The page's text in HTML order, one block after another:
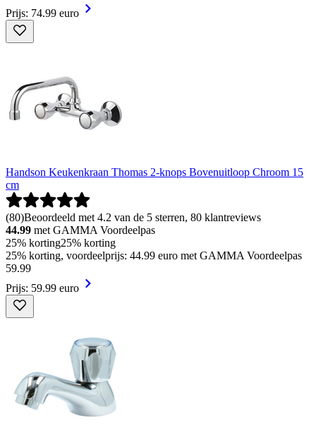
Prijs: 74.99 euro
Handson Keukenkraan Thomas 2-knops Bovenuitloop Chroom 15
cm
(80)Beoordeeld met 4.2 van de 5 sterren, 80 klantreviews
44.99 met GAMMA Voordeelpas
25% korting25% korting
25% korting, voordeelprijs: 44.99 euro met GAMMA Voordeelpas
59.99
Prijs: 59.99 euro